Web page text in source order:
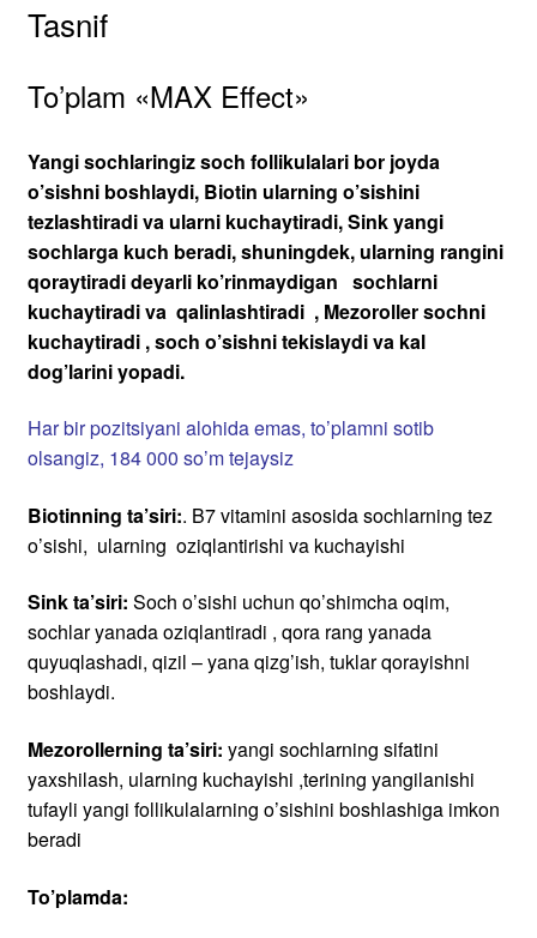
Tasnif
To’plam «MAX Effect»
Yangi sochlaringiz soch follikulalari bor joyda
o’sishni boshlaydi, Biotin ularning o’sishini
tezlashtiradi va ularni kuchaytiradi, Sink yangi
sochlarga kuch beradi, shuningdek, ularning rangini
qoraytiradi deyarli ko’rinmaydigan sochlarni
kuchaytiradi va qalinlashtiradi , Mezoroller sochni
kuchaytiradi , soch o’sishni tekislaydi va kal
dog’larini yopadi.
Har bir pozitsiyani alohida emas, to’plamni sotib
olsangiz, 184 000 so’m tejaysiz
Biotinning ta’siri:. B7 vitamini asosida sochlarning tez
o’sishi, ularning oziqlantirishi va kuchayishi
Sink ta’siri: Soch o’sishi uchun qo’shimcha oqim,
sochlar yanada oziqlantiradi , qora rang yanada
quyuqlashadi, qizil – yana qizg’ish, tuklar qorayishni
boshlaydi.
Mezorollerning ta’siri: yangi sochlarning sifatini
yaxshilash, ularning kuchayishi ,terining yangilanishi
tufayli yangi follikulalarning o’sishini boshlashiga imkon
beradi
To’plamda: